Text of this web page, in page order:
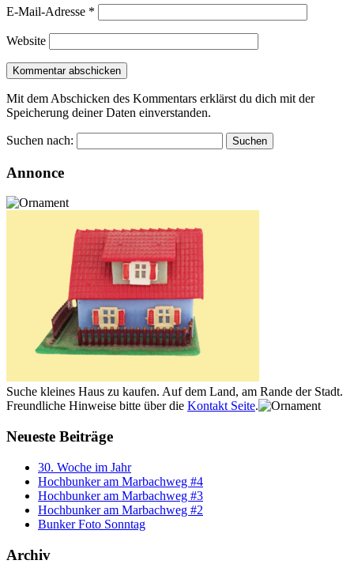
E-Mail-Adresse *
Website
Mit dem Abschicken des Kommentars erklärst du dich mit der
Speicherung deiner Daten einverstanden.
Suchen nach:
Annonce
Suche kleines Haus zu kaufen. Auf dem Land, am Rande der Stadt.
Freundliche Hinweise bitte über die Kontakt Seite.
Neueste Beiträge
30. Woche im Jahr
Hochbunker am Marbachweg #4
Hochbunker am Marbachweg #3
Hochbunker am Marbachweg #2
Bunker Foto Sonntag
Archiv